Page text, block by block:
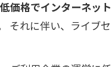
価格でインターネット
それに伴い、ライブセ